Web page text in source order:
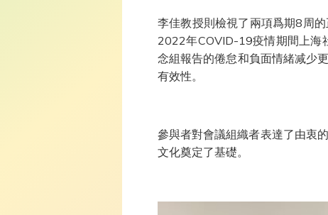
李佳教授則檢視了兩項爲期8周
2022年COVID-19疫情期間上海
念組報告的倦怠和負面情緒减少
有效性。
參與者對會議組織者表達了由衷
文化奠定了基礎。